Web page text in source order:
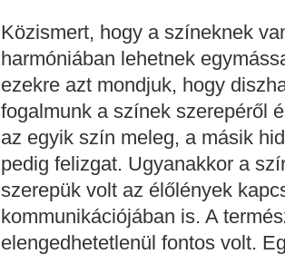
Közismert, hogy a színeknek
harmóniában lehetnek
ezekre azt mondjuk, hogy
fogalmunk a színek szerepéről
az egyik szín meleg, a másik
pedig felizgat. Ugyanakkor a
szerepük volt az élőlények
kommunikációjában is. A
elengedhetetlenül fontos volt.